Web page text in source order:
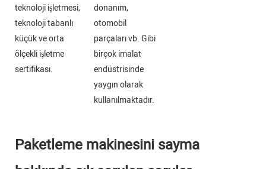
teknoloji işletmesi,
teknoloji tabanlı
küçük ve orta
ölçekli işletme
sertifikası.
donanım,
otomobil
parçaları vb. Gibi
birçok imalat
endüstrisinde
yaygın olarak
kullanılmaktadır.
Paketleme makinesini sayma